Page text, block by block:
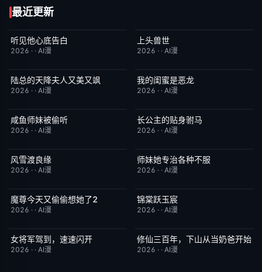
最近更新
完结
听见他心底告白
2026 · · AI漫
完结
上头兽世
2026 · · AI漫
完结
陆总的天降夫人又美又飒
2026 · · AI漫
完结
我的闺蜜是恶龙
2026 · · AI漫
完结
咸鱼师妹被偷听
2026 · · AI漫
完结
长公主的贴身驸马
2026 · · AI漫
完结
风雪渡良缘
2026 · · AI漫
完结
师妹她专治各种不服
2026 · · AI漫
完结
魔尊今天又偷偷想她了2
2026 · · AI漫
完结
锦棠跃玉宸
2026 · · AI漫
完结
女将军驾到，速速闪开
2026 · · AI漫
完结 5.0
修仙三百年，下山从当奶爸开始
2026 · · AI漫